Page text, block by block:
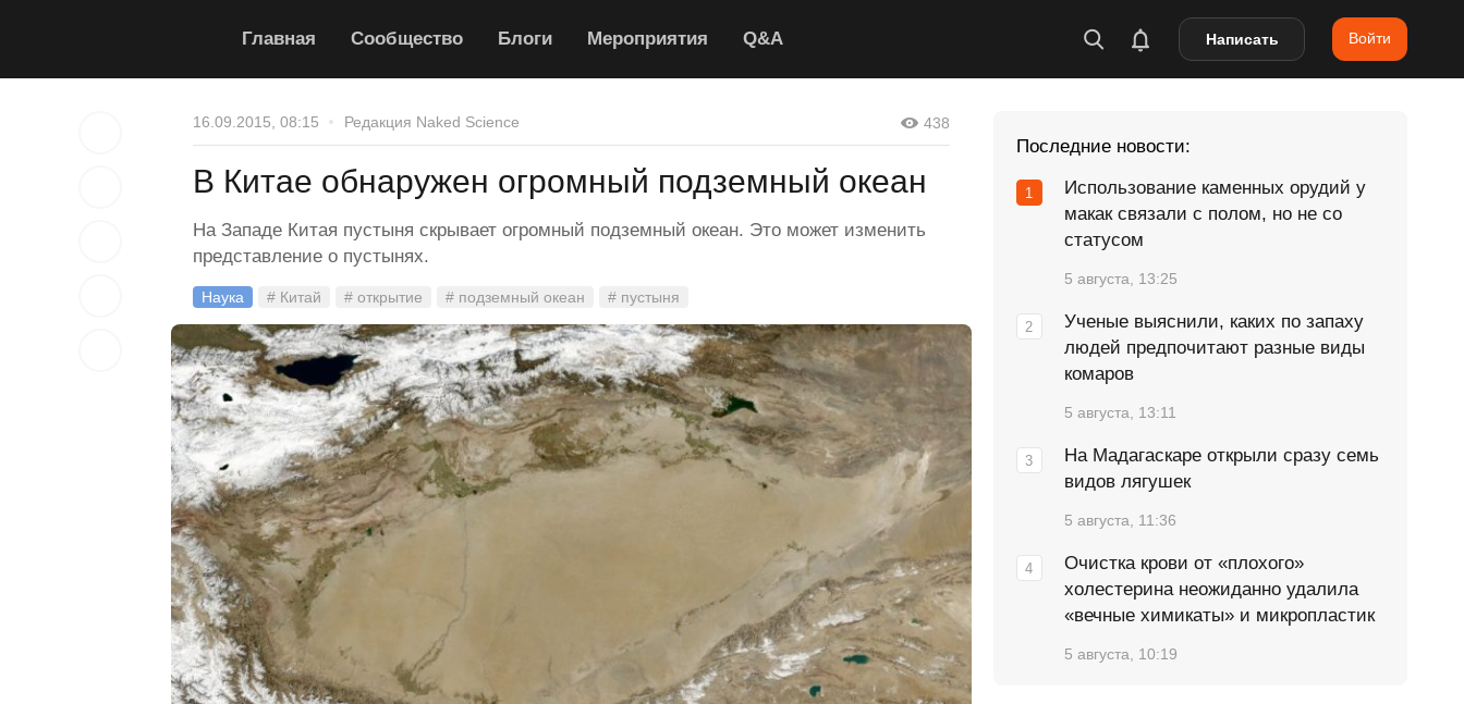
Главная Сообщество Блоги Мероприятия Q&A Написать Войти
16.09.2015, 08:15 Редакция Naked Science 438
В Китае обнаружен огромный подземный океан
На Западе Китая пустыня скрывает огромный подземный океан. Это может изменить
представление о пустынях.
Наука # Китай # открытие # подземный океан # пустыня
Последние новости:
Использование каменных орудий у
макак связали с полом, но не со
статусом
5 августа, 13:25
Ученые выяснили, каких по запаху
людей предпочитают разные виды
комаров
5 августа, 13:11
На Мадагаскаре открыли сразу семь
видов лягушек
5 августа, 11:36
Очистка крови от «плохого»
холестерина неожиданно удалила
«вечные химикаты» и микропластик
5 августа, 10:19